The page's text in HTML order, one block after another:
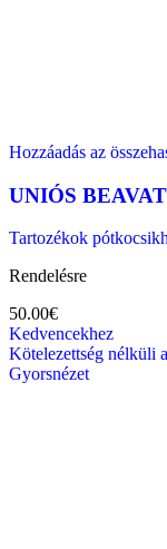
Hozzáadás az
UNIÓS
Tartozékok
Rendelésre
50.00€
Kedvencekhez
Kötelezettség nélküli
Gyorsnézet